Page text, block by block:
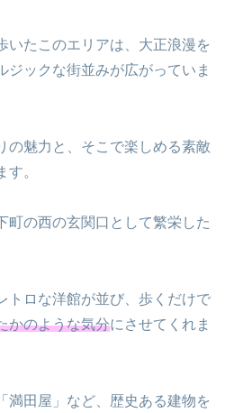
いたこのエリアは、大正浪漫を
ジックな街並みが広がっていま
の魅力と、そこで楽しめる素敵
。
町の西の玄関口として繁栄した
トロな洋館が並び、歩くだけで
かのような気分にさせてくれま
満田屋」など、歴史ある建物を